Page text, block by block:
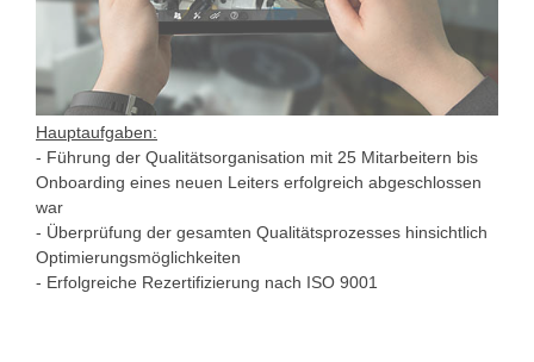
Hauptaufgaben:
- Führung der Qualitätsorganisation mit 25 Mitarbeitern bis
Onboarding eines neuen Leiters erfolgreich abgeschlossen
war
- Überprüfung der gesamten Qualitätsprozesses hinsichtlich
Optimierungsmöglichkeiten
- Erfolgreiche Rezertifizierung nach ISO 9001